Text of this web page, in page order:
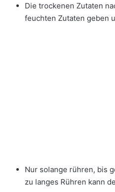
Die trockenen Zutaten
feuchten Zutaten geben
Nur solange rühren, bis
zu langes Rühren kann